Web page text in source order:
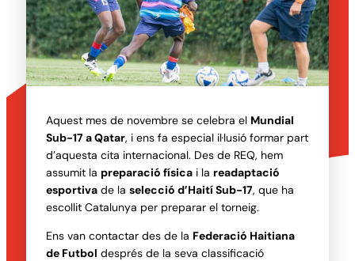
Aquest mes de novembre se celebra el Mundial
Sub-17 a Qatar, i ens fa especial il·lusió formar part
d’aquesta cita internacional. Des de REQ, hem
assumit la preparació física i la readaptació
esportiva de la selecció d’Haití Sub-17, que ha
escollit Catalunya per preparar el torneig.
Ens van contactar des de la Federació Haitiana
de Futbol després de la seva classificació